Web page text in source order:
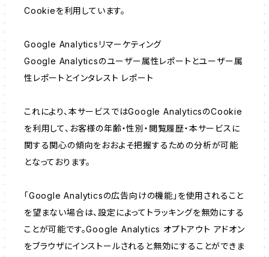
Cookieを利用しています。
Google Analyticsリマーケティング
Google Analyticsのユーザー属性レポートとユーザー属
性レポートとインタレスト レポート
これにより、本サービスではGoogle AnalyticsのCookie
を利用して、お客様の年齢・性別・閲覧履歴・本サービスに
関する関心の傾向をおおよそ把握するための分析が可能
となっております。
「Google Analyticsの広告向けの機能」を使用されること
を望まない場合は、設定によってトラッキングを無効にする
ことが可能です。Google Analytics オプトアウト アドオン
をブラウザにインストールされると無効にすることができま